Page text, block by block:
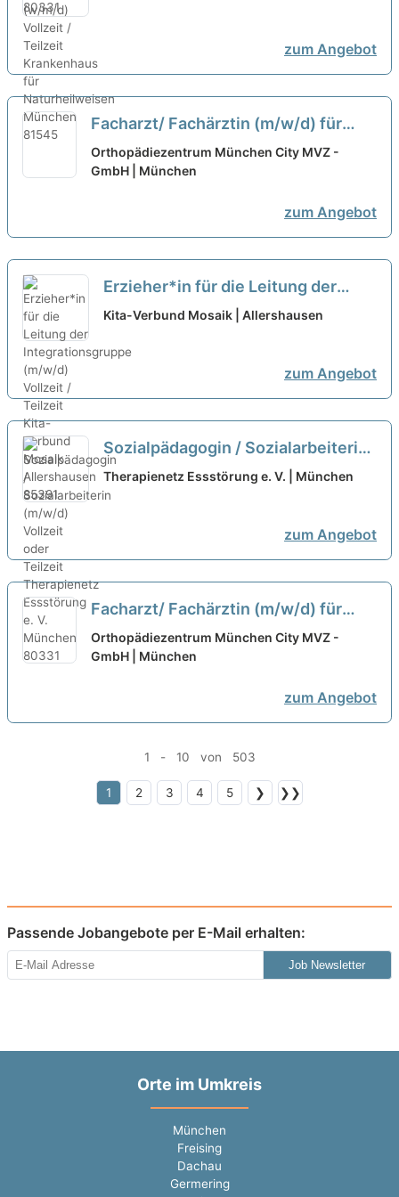
zum Angebot
Facharzt/ Fachärztin (m/w/d) für
Allgemeinmedizin (in Teilzeit) in der
orthopädischen Praxis in München
Orthopädiezentrum München City MVZ -
GmbH | München
zum Angebot
Erzieher*in für die Leitung der
Integrationsgruppe (m/w/d)
Kita-Verbund Mosaik | Allershausen
zum Angebot
Sozialpädagogin / Sozialarbeiterin
(m/w/d) Vollzeit oder Teilzeit neu
Therapienetz Essstörung e. V. | München
zum Angebot
Facharzt/ Fachärztin (m/w/d) für
Allgemeinmedizin (in Teilzeit) in der
orthopädischen Praxis in München
Orthopädiezentrum München City MVZ -
GmbH | München
zum Angebot
1 - 10 von 503
1 2 3 4 5 ❯ ❯❯
Passende Jobangebote per E-Mail erhalten:
Job Newsletter
Orte im Umkreis
München
Freising
Dachau
Germering